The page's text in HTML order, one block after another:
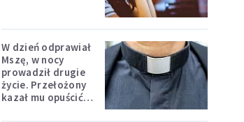
W dzień odprawiał
Mszę, w nocy
prowadził drugie
życie. Przełożony
kazał mu opuścić